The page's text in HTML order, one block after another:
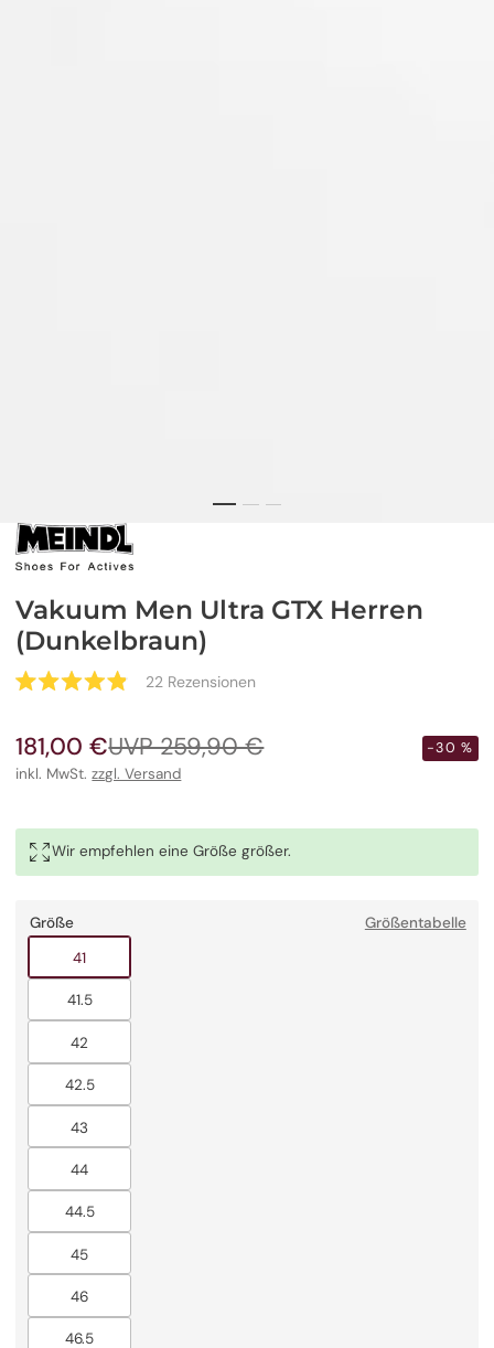
Vakuum Men Ultra GTX Herren
(Dunkelbraun)
5
Sternen
bewertet
22 Rezensionen
zu
zu
scrollen
Verkaufspreis
181,00 €
Regulärer
Preis
UVP 259,90 € -30 %
inkl. MwSt.zzgl. Versand
Wir empfehlen eine Größe größer.
Größe
Größentabelle
41Ausverkauft
41.5Ausverkauft
42
42.5Ausverkauft
43
44Ausverkauft
44.5Ausverkauft
45Ausverkauft
46Ausverkauft
46.5Ausverkauft